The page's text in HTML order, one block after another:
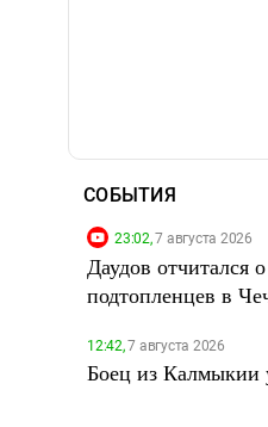
СОБЫТИЯ
23:02,7 августа 2026
Даудов отчитался
подтопленцев в
12:42,7 августа 2026
Боец из Калмыкии